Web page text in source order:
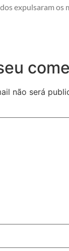
expulsaram
não será